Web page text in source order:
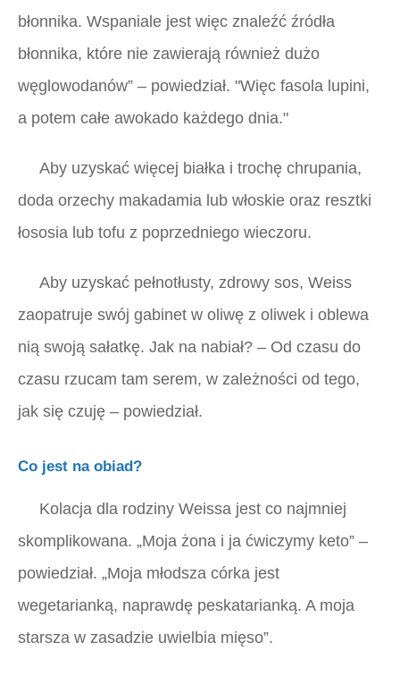
błonnika. Wspaniale jest więc znaleźć źródła
błonnika, które nie zawierają również dużo
węglowodanów” – powiedział. "Więc fasola lupini,
a potem całe awokado każdego dnia."
Aby uzyskać więcej białka i trochę chrupania,
doda orzechy makadamia lub włoskie oraz resztki
łososia lub tofu z poprzedniego wieczoru.
Aby uzyskać pełnotłusty, zdrowy sos, Weiss
zaopatruje swój gabinet w oliwę z oliwek i oblewa
nią swoją sałatkę. Jak na nabiał? – Od czasu do
czasu rzucam tam serem, w zależności od tego,
jak się czuję – powiedział.
Co jest na obiad?
Kolacja dla rodziny Weissa jest co najmniej
skomplikowana. „Moja żona i ja ćwiczymy keto” –
powiedział. „Moja młodsza córka jest
wegetarianką, naprawdę peskatarianką. A moja
starsza w zasadzie uwielbia mięso”.